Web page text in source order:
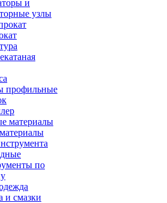
и
узлы
профильные
по
и смазки